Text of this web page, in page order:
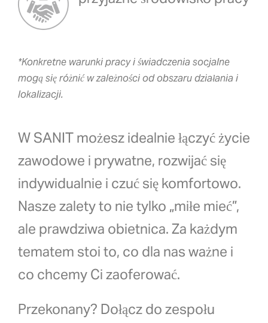
*Konkretne warunki pracy i świadczenia socjalne
mogą się różnić w zależności od obszaru działania i
lokalizacji.
W SANIT możesz idealnie łączyć życie
zawodowe i prywatne, rozwijać się
indywidualnie i czuć się komfortowo.
Nasze zalety to nie tylko „miłe mieć”,
ale prawdziwa obietnica. Za każdym
tematem stoi to, co dla nas ważne i
co chcemy Ci zaoferować.
Przekonany? Dołącz do zespołu